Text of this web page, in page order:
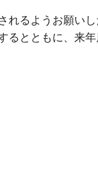
るようお願い
とともに、来